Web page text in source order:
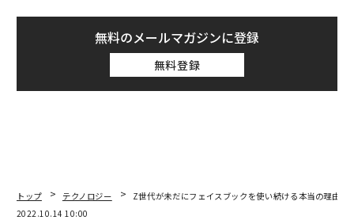
無料のメールマガジンに登録
無料登録
トップ テクノロジー
Z世代が未だにフェイスブックを使い続ける本当の理由、
2022.10.14 10:00